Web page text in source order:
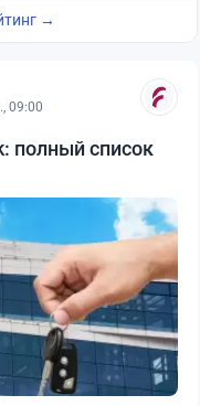
→
09:00
полный список